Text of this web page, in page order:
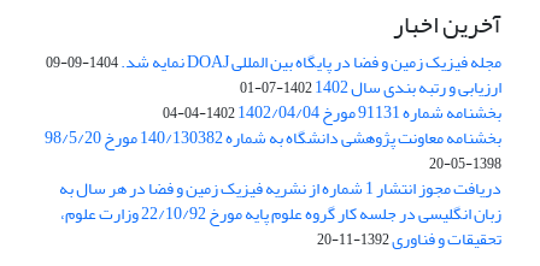
آخرین اخبار
مجله فیزیک زمین و فضا در پایگاه بین المللی DOAJ نمایه شد. 1404-09-09
ارزیابی و رتبه بندی سال 1402 1402-07-01
بخشنامه شماره 91131 مورخ 1402/04/04 1402-04-04
بخشنامه معاونت پژوهشی دانشگاه به شماره 140/130382 مورخ 98/5/20
1398-05-20
دریافت مجوز انتشار 1 شماره از نشریه فیزیک زمین و فضا در هر سال به
زبان انگلیسی در جلسه کار گروه علوم پایه مورخ 22/10/92 وزارت علوم،
تحقیقات و فناوری1392-11-20